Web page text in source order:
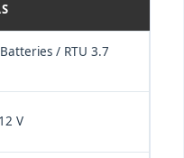
/ RTU 3.7
V